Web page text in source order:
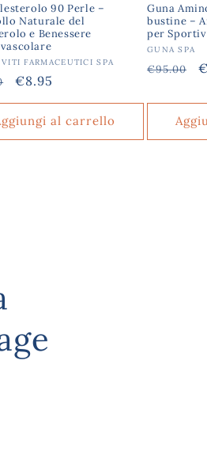
90 Perle –
Naturale del
e Benessere
FARMACEUTICI SPA
Prezzo
€8.95
al carrello
Guna
bustine –
per
GUNA SPA
Prezzo
listino
€95.00